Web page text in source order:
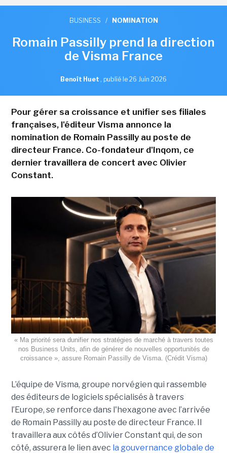
BUSINESS / NOMINATION
Romain Passilly prend la direction
de Visma France
Benoît Huet , publié le 26 Juin 2026
Pour gérer sa croissance et unifier ses filiales
françaises, l'éditeur Visma annonce la
nomination de Romain Passilly au poste de
directeur France. Co-fondateur d'Inqom, ce
dernier travaillera de concert avec Olivier
Constant.
« Ma priorité sera dunifier nos stratégies de marché à travers toutes
nos Business Units, afin de générer de nouvelles opportunités de
croissance », assure Romain Passilly de Visma. (Crédit Visma)
L’équipe de Visma, groupe norvégien qui rassemble
des éditeurs de logiciels spécialisés à travers
l’Europe, se renforce dans l'hexagone avec l’arrivée
de Romain Passilly au poste de directeur France. Il
travaillera aux côtés d’Olivier Constant qui, de son
côté, assurera le lien avec la gouvernance globale de